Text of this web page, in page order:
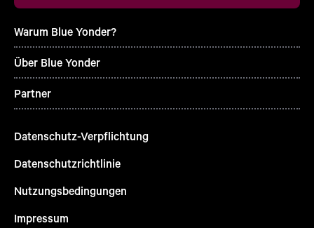
Warum Blue Yonder?
Über Blue Yonder
Partner
Datenschutz-Verpflichtung
Datenschutzrichtlinie
Nutzungsbedingungen
Impressum